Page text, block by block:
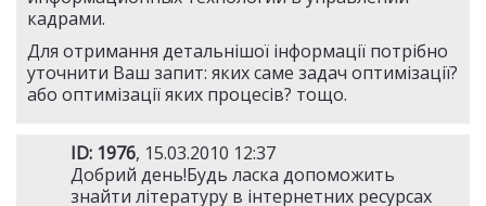
кадрами.
Для отримання детальнішої інформації потрібно
уточнити Ваш запит: яких саме задач оптимізації?
або оптимізації яких процесів? тощо.
ID: 1976, 15.03.2010 12:37
Добрий день!Будь ласка допоможить
знайти літературу в інтернетних ресурсах